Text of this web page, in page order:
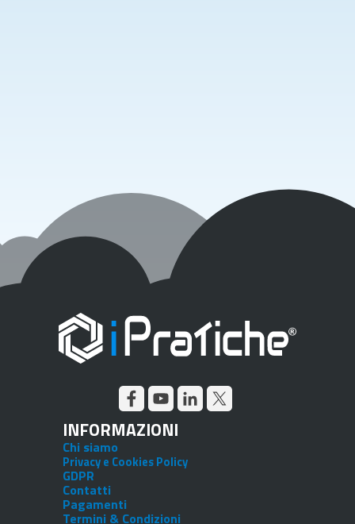
INFORMAZIONI
Chi siamo
Privacy e Cookies Policy
GDPR
Contatti
Pagamenti
Termini & Condizioni